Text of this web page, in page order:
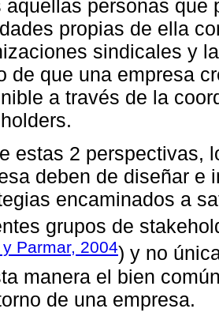
aquellas personas que
propias de ella
sindicales y
de que una empresa
a través de la
estas 2 perspectivas,
deben de diseñar e
encaminados a
grupos de
Parmar, 2004) y no
manera el bien
de una empresa.